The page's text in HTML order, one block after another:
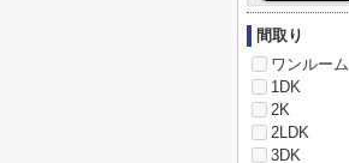
間取り
ワンルーム
1DK
2K
2LDK
3DK